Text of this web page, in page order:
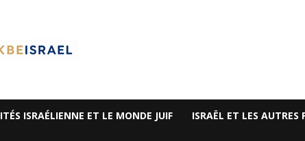
ISRAÉLIENNE ET LE MONDE JUIF ISRAËL ET LES AUTRES